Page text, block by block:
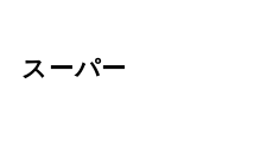
スーパー